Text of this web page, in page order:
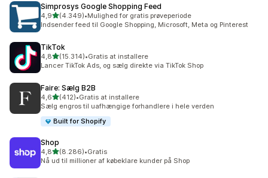
Simprosys Google Shopping Feed
4,9ud af 5 stjerner
(4.349)
4349 anmeldelser i alt
•Mulighed for gratis prøveperiode
Indsender feed til Google Shopping, Microsoft, Meta og Pinterest
TikTok
4,8ud af 5 stjerner
(15.314)
15314 anmeldelser i alt
•Gratis at installere
Lancer TikTok Ads, og sælg direkte via TikTok Shop
Faire: Sælg B2B
4,6ud af 5 stjerner
(412)
412 anmeldelser i alt
•Gratis at installere
Sælg engros til uafhængige forhandlere i hele verden
Built for Shopify
Shop
4,8ud af 5 stjerner
(8.286)
8286 anmeldelser i alt
•Gratis
Nå ud til millioner af købeklare kunder på Shop